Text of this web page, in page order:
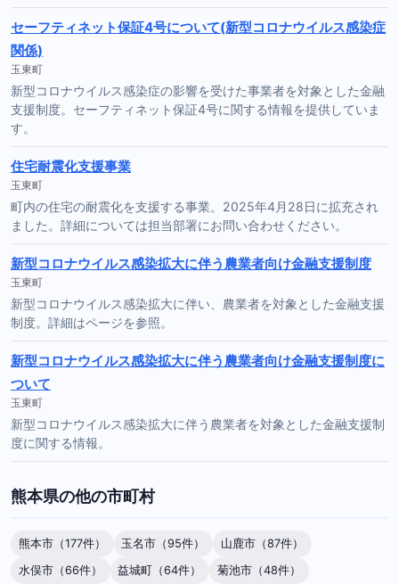
セーフティネット保証4号について(新型コロナウイルス感染症
関係)
玉東町
新型コロナウイルス感染症の影響を受けた事業者を対象とした金融
支援制度。セーフティネット保証4号に関する情報を提供していま
す。
住宅耐震化支援事業
玉東町
町内の住宅の耐震化を支援する事業。2025年4月28日に拡充され
ました。詳細については担当部署にお問い合わせください。
新型コロナウイルス感染拡大に伴う農業者向け金融支援制度
玉東町
新型コロナウイルス感染拡大に伴い、農業者を対象とした金融支援
制度。詳細はページを参照。
新型コロナウイルス感染拡大に伴う農業者向け金融支援制度に
ついて
玉東町
新型コロナウイルス感染拡大に伴う農業者を対象とした金融支援制
度に関する情報。
熊本県の他の市町村
熊本市（177件） 玉名市（95件）
山鹿市（87件）
水俣市（66件）
益城町（64件）
菊池市（48件）